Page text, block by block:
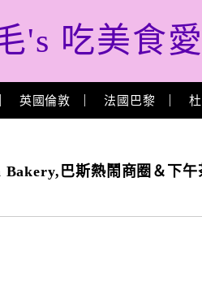
's 吃美食
英國倫敦 法國巴黎
巴斯熱鬧商圈＆下午